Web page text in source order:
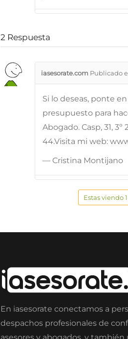
2 Respuesta
iasesorate.com Publicado
Si lo deseas, ponte
presupuesto para
Abogado. Casp, 31, 3º
44.Visita mi web:
— Cristina Montijano
Estas viendo
En iasesorate conectamos a
despachos profesionales de